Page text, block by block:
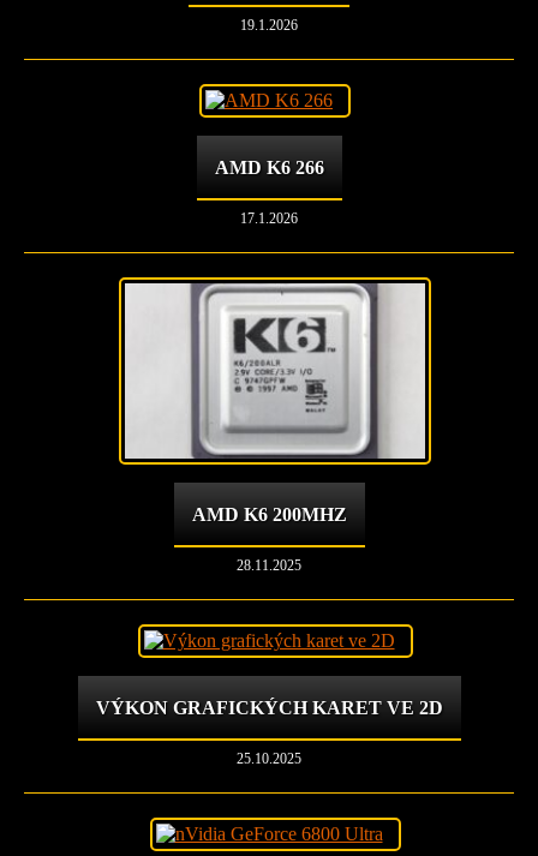
19.1.2026
AMD K6 266
17.1.2026
AMD K6 200MHZ
28.11.2025
VÝKON GRAFICKÝCH KARET VE 2D
25.10.2025